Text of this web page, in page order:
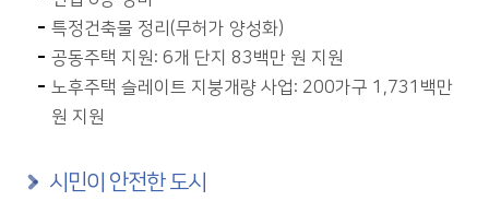
특정건축물 정리(무허가 양성화)
공동주택 지원: 6개 단지 83백만 원 지원
노후주택 슬레이트 지붕개량 사업: 200가구 1,731백만
원 지원
시민이 안전한 도시